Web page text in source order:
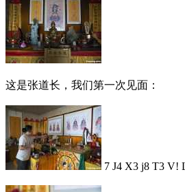
这是张道长，我们第一次见面：
7 J4 X3 j8 T3 V!